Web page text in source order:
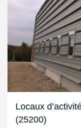
Locaux
(25200)